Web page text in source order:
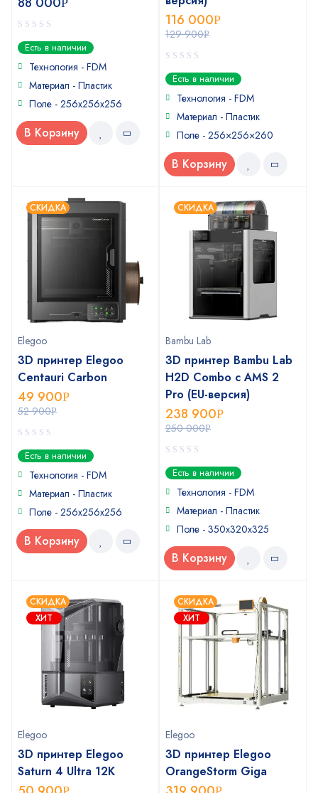
Р
0
out
of
Есть в наличии
Технология - FDM
Материал - Пластик
Поле - 256x256x256
В Корзину
129 900Р
116 000Р
0
out
of
Есть в наличии
Технология - FDM
Материал - Пластик
Поле - 256×256×260
В Корзину
СКИДКА
Elegoo
3D принтер Elegoo
Centauri Carbon
52 900Р
49 900Р
0
out
of
Есть в наличии
Технология - FDM
Материал - Пластик
Поле - 256x256x256
В Корзину
СКИДКА
Bambu Lab
3D принтер Bambu Lab
H2D Combo с AMS 2
Pro (EU-версия)
250 000Р
238 900Р
0
out
of
Есть в наличии
Технология - FDM
Материал - Пластик
Поле - 350х320х325
В Корзину
СКИДКА
ХИТ
Elegoo
3D принтер Elegoo
Saturn 4 Ultra 12К
СКИДКА
ХИТ
Elegoo
3D принтер Elegoo
OrangeStorm Giga